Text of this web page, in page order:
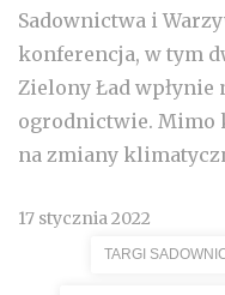
Sadownictwa i
konferencja, w tym
Zielony Ład
ogrodnictwie. Mimo
na zmiany
17 stycznia 2022
TARGI